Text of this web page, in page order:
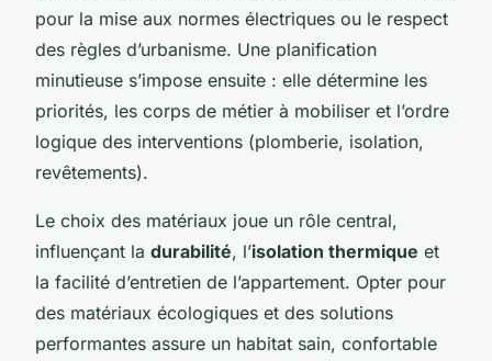
pour la mise aux normes électriques ou le respect
des règles d’urbanisme. Une planification
minutieuse s’impose ensuite : elle détermine les
priorités, les corps de métier à mobiliser et l’ordre
logique des interventions (plomberie, isolation,
revêtements).
Le choix des matériaux joue un rôle central,
influençant la durabilité, l’isolation thermique et
la facilité d’entretien de l’appartement. Opter pour
des matériaux écologiques et des solutions
performantes assure un habitat sain, confortable